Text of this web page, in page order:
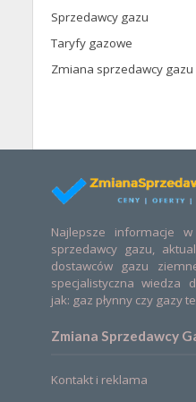
Sprzedawcy gazu
Taryfy gazowe
Zmiana sprzedawcy gazu
Najlepsze informacje
sprzedawcy gazu,
dostawców gazu
specjalistyczna wiedza
jak: gaz płynny czy gazy
Zmiana Sprzedawcy
Kontakt i reklama